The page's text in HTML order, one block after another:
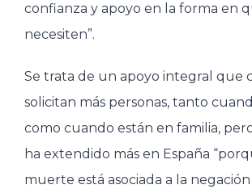
confianza y apoyo en la forma en
necesiten”.
Se trata de un apoyo integral que
solicitan más personas, tanto
como cuando están en familia,
ha extendido más en España
muerte está asociada a la negación